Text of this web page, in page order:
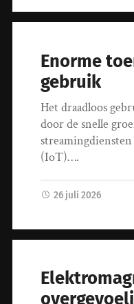
Enorme
gebruik
Het draadloos
door de snelle
(IoT)….
26 juli 2026